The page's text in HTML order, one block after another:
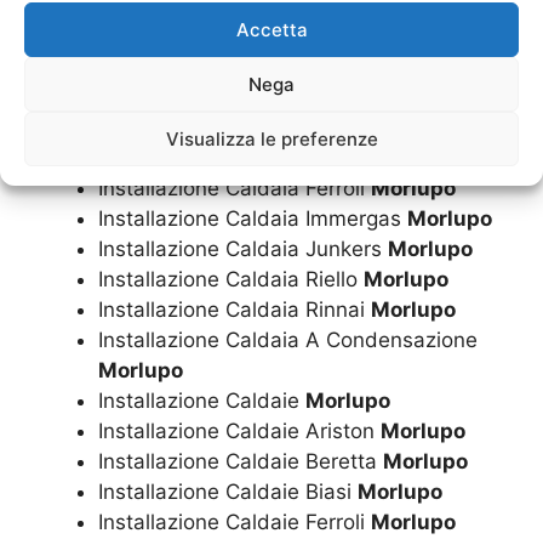
Accetta
Nega
Visualizza le preferenze
Costo Caldaie A CondensazioneMorlupo
Costo Montaggio Caldaia
Installazione Caldaia Ariston
Installazione Caldaia Beretta
Installazione Caldaia FerroliMorlupo
Installazione Caldaia Immergas Morlupo
Installazione Caldaia Junkers Morlupo
Installazione Caldaia Riello Morlupo
Installazione Caldaia Rinnai Morlupo
Installazione Caldaia A Condensazione
Morlupo
Installazione Caldaie Morlupo
Installazione Caldaie Ariston Morlupo
Installazione Caldaie Beretta Morlupo
Installazione Caldaie Biasi Morlupo
Installazione Caldaie Ferroli Morlupo